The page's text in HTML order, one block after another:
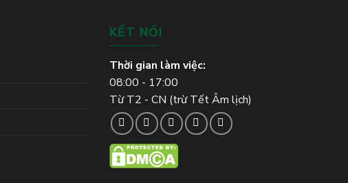
KẾT NỐI
Thời gian làm việc:
08:00 - 17:00
Từ T2 - CN (trừ Tết Âm lịch)